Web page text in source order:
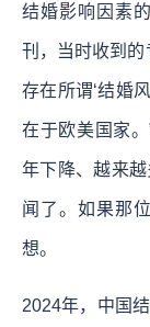
结婚影响因素
刊，当时收到
存在所谓‘结婚
在于欧美国家
年下降、越来
闻了。如果那
想。
2024年，中国